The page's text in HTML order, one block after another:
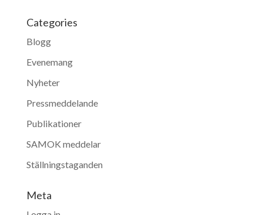
Categories
Blogg
Evenemang
Nyheter
Pressmeddelande
Publikationer
SAMOK meddelar
Ställningstaganden
Meta